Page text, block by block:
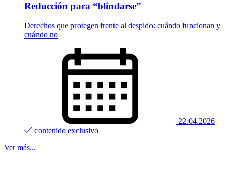
Reducción para “blindarse”
Derechos que protegen frente al despido: cuándo funcionan y
cuándo no
22.04.2026
contenido exclusivo
Ver más...